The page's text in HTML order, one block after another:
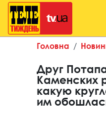
Головна
Друг
Каменских
какую
им